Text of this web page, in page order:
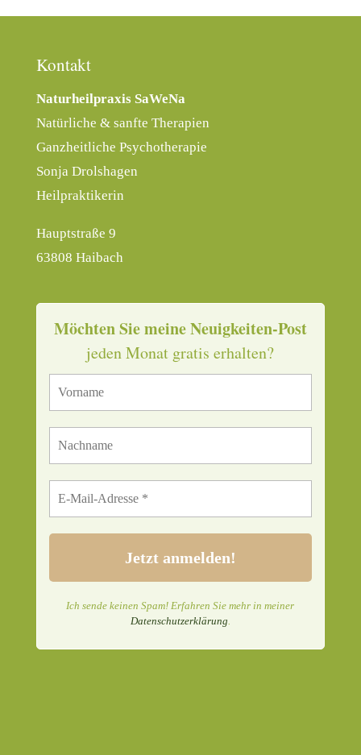
Kontakt
Naturheilpraxis SaWeNa
Natürliche & sanfte Therapien
Ganzheitliche Psychotherapie
Sonja Drolshagen
Heilpraktikerin
Hauptstraße 9
63808 Haibach
Möchten Sie meine Neuigkeiten-Post
jeden Monat gratis erhalten?
Ich sende keinen Spam! Erfahren Sie mehr in meiner
Datenschutzerklärung.